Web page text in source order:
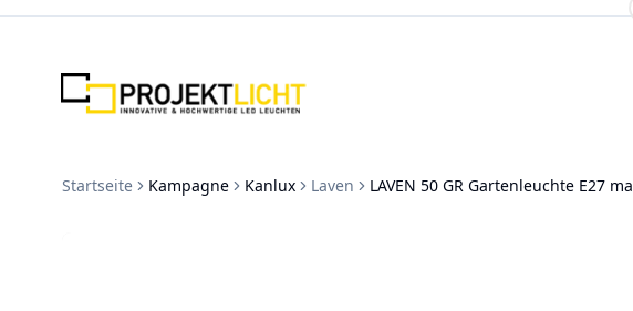
Zum Inhalt springen
Startseite Kampagne Kanlux Laven LAVEN 50 GR Gartenleuchte E27